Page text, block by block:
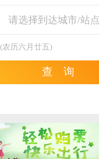
请选择到达城市/站点
(农历六月廿五)
查 询